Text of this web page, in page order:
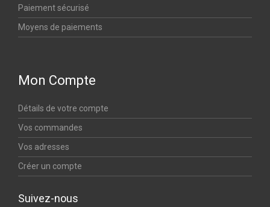
Paiement sécurisé
Moyens de paiements
Mon Compte
Détails de votre compte
Vos commandes
Vos adresses
Créer un compte
Suivez-nous